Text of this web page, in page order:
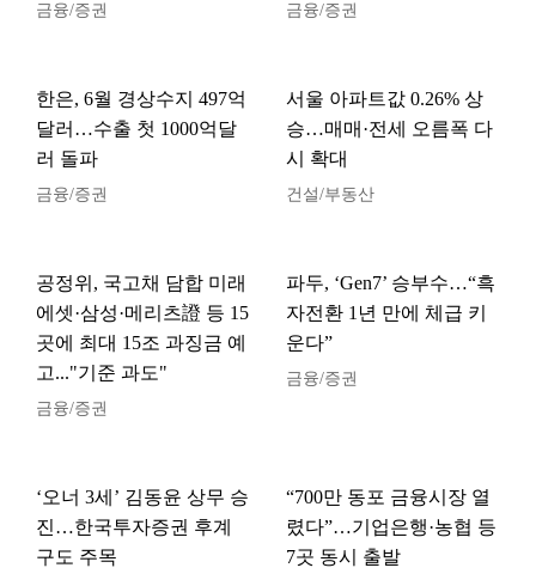
금융/증권 금융/증권
한은, 6월 경상수지 497억
달러…수출 첫 1000억달
러 돌파
금융/증권
서울 아파트값 0.26% 상
승…매매·전세 오름폭 다
시 확대
건설/부동산
공정위, 국고채 담합 미래
에셋·삼성·메리츠證 등 15
곳에 최대 15조 과징금 예
고..."기준 과도"
금융/증권
파두, ‘Gen7’ 승부수…“흑
자전환 1년 만에 체급 키
운다”
금융/증권
‘오너 3세’ 김동윤 상무 승
진…한국투자증권 후계
구도 주목
“700만 동포 금융시장 열
렸다”…기업은행·농협 등
7곳 동시 출발